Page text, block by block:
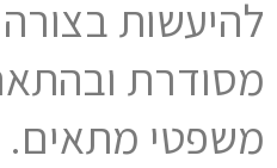
להיעשות
מסודרת
משפטי מתאים.